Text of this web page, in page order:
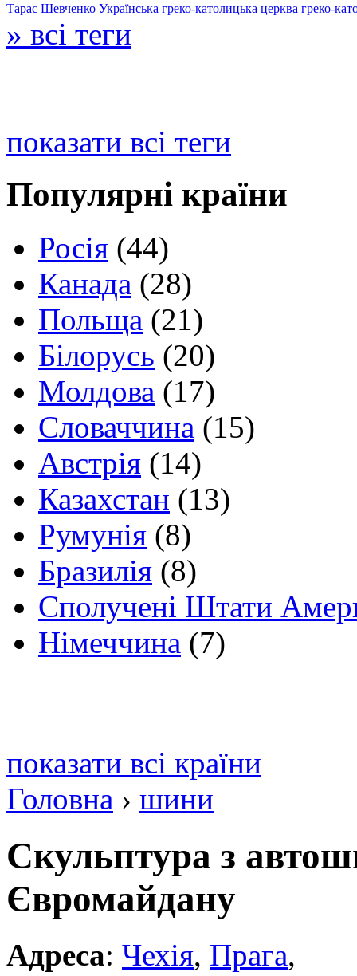
Тарас Шевченко Українська греко-католицька церква греко-
» всі теги
показати всі теги
Популярні країни
Росія (44)
Канада (28)
Польща (21)
Білорусь (20)
Молдова (17)
Словаччина (15)
Австрія (14)
Казахстан (13)
Румунія (8)
Бразилія (8)
Сполучені Штати
Німеччина (7)
показати всі країни
Головна › шини
Скульптура з
Євромайдану
Адреса: Чехія, Прага,